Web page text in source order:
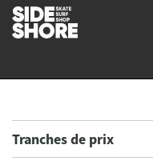
Tranches de prix